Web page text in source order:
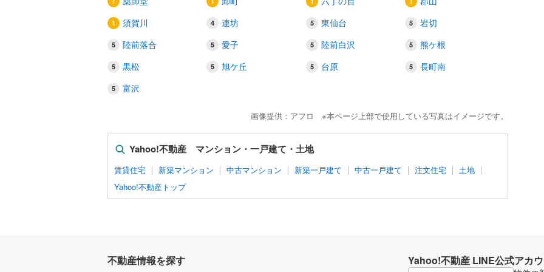
須賀川
連坊 東仙台
岩切
陸前落合
愛子 陸前白沢
熊ケ根
黒松
旭ケ丘 台原
長町南
富沢
画像提供：アフロ ※本ページ上部で使用している写真はイメージです。
Yahoo!不動産 マンション・一戸建て・土地
賃貸住宅 新築マンション 中古マンション 新築一戸建て 中古一戸建て 注文住宅
土地
Yahoo!不動産トップ
不動産情報を探す Yahoo!不動産 LINE公式アカ